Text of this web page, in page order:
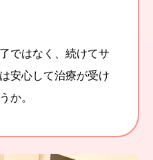
ではなく、続けてサ
安心して治療が受け
か。